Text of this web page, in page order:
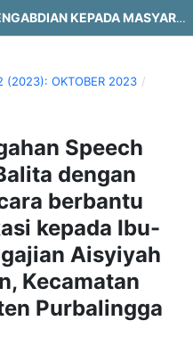
J-ABDIPAMAS (JURNAL PENGABDIAN KEPADA MASYARAKAT)
(2023): OKTOBER 2023 /
Speech
dengan
berbantu
kepada Ibu-
Aisyiyah
Kecamatan
Purbalingga